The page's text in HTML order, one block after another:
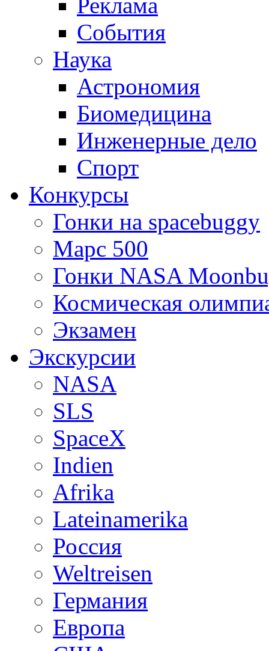
Реклама
События
Наука
Астрономия
Биомедицина
Инженерные дело
Спорт
Конкурсы
Гонки на spacebuggy
Марс 500
Гонки NASA
Космическая
Экзамен
Экскурсии
NASA
SLS
SpaceX
Indien
Afrika
Lateinamerika
Россия
Weltreisen
Германия
Европа